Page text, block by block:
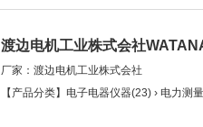
渡边电机工业株式会社
(WKD-PA34T)
厂家：渡边电机工业株式会社
【产品分类】电子电器仪器(23) › 电力测